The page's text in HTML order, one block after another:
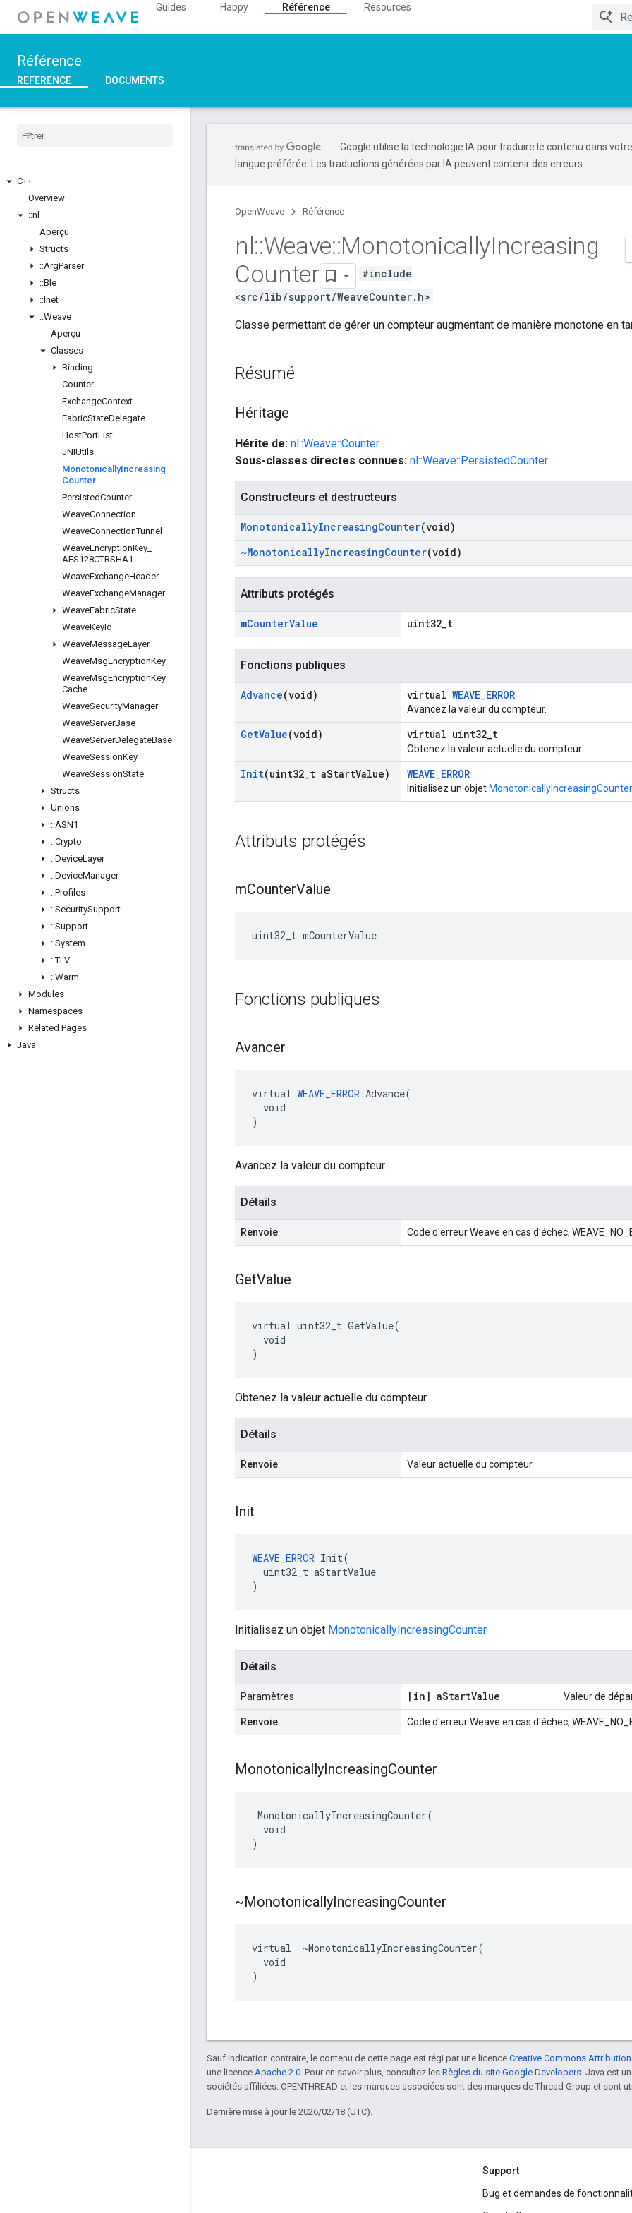
Guides Happy Référence Resources
Référence
REFERENCE DOCUMENTS
C++
Overview
::nl
Aperçu
Structs
::ArgParser
::Ble
::Inet
::Weave
Aperçu
Classes
Binding
Counter
ExchangeContext
FabricStateDelegate
HostPortList
JNIUtils
MonotonicallyIncreasing
Counter
PersistedCounter
WeaveConnection
WeaveConnectionTunnel
WeaveEncryptionKey
AES128CTRSHA1
WeaveExchangeHeader
WeaveExchangeManager
WeaveFabricState
WeaveKeyId
WeaveMessageLayer
WeaveMsgEncryptionKey
WeaveMsgEncryptionKey
Cache
WeaveSecurityManager
WeaveServerBase
WeaveServerDelegateBase
WeaveSessionKey
WeaveSessionState
Structs
Unions
::ASN1
::Crypto
::DeviceLayer
::DeviceManager
::Profiles
::SecuritySupport
::Support
::System
::TLV
::Warm
Modules
Namespaces
Related Pages
Java
Google utilise la technologie IA pour traduire le contenu dans votre
langue préférée. Les traductions générées par IA peuvent contenir des erreurs.
OpenWeave Référence
nl::Weave::MonotonicallyIncreasing
Counter
#include
<src/lib/support/WeaveCounter.h>
Classe permettant de gérer un compteur augmentant de manière monotone en
Résumé
Héritage
Hérite de: nl::Weave::Counter
Sous-classes directes connues: nl::Weave::PersistedCounter
Constructeurs et destructeurs
MonotonicallyIncreasingCounter(void)
~MonotonicallyIncreasingCounter(void)
Attributs protégés
mCounterValue uint32_t
Fonctions publiques
Advance(void) virtual WEAVE_ERROR
Avancez la valeur du compteur.
GetValue(void) virtual uint32_t
Obtenez la valeur actuelle du compteur.
Init(uint32 t aStartValue) WEAVE_ERROR
Initialisez un objet MonotonicallyIncreasingCounter
Attributs protégés
mCounterValue
uint32_t mCounterValue
Fonctions publiques
Avancer
virtual WEAVE_ERROR Advance(
  void
)
Avancez la valeur du compteur.
Détails
Renvoie Code d'erreur Weave en cas d'échec,
GetValue
virtual uint32_t GetValue(
  void
)
Obtenez la valeur actuelle du compteur.
Détails
Renvoie Valeur actuelle du compteur.
Init
WEAVE_ERROR Init(
  uint32_t aStartValue
)
Initialisez un objet MonotonicallyIncreasingCounter.
Détails
Paramètres [in] aStartValue Valeur de
Renvoie Code d'erreur Weave en cas d'échec,
MonotonicallyIncreasingCounter
MonotonicallyIncreasingCounter(
  void
)
~MonotonicallyIncreasingCounter
virtual  ~MonotonicallyIncreasingCounter(
  void
)
Sauf indication contraire, le contenu de cette page est régi par une licence Creative Commons
une licence Apache 2.0. Pour en savoir plus, consultez les Règles du site Google Developers. Java est
sociétés affiliées. OPENTHREAD et les marques associées sont des marques de Thread Group et sont
Dernière mise à jour le 2026/02/18 (UTC).
Support
Bug et demandes de